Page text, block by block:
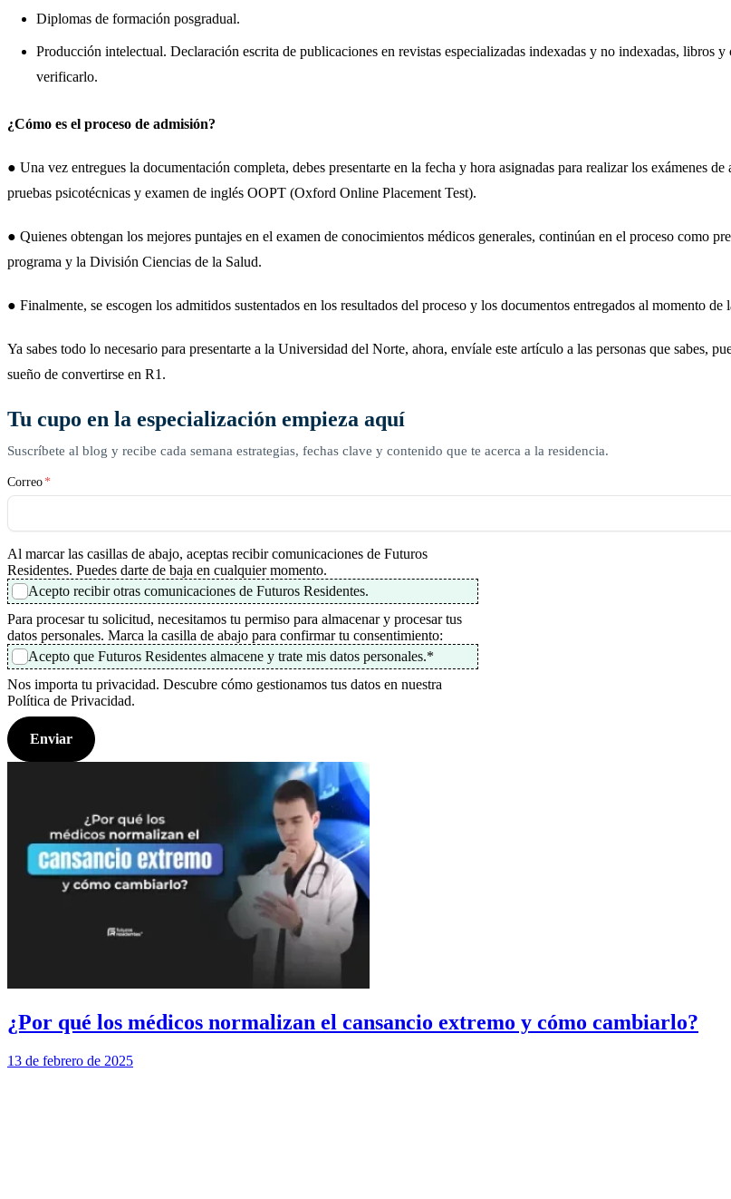
Diplomas de formación posgradual.
Producción intelectual. Declaración escrita de publicaciones en revistas especializadas indexadas y no indexadas, libros
verificarlo.
¿Cómo es el proceso de admisión?
● Una vez entregues la documentación completa, debes presentarte en la fecha y hora asignadas para realizar los exámenes
pruebas psicotécnicas y examen de inglés OOPT (Oxford Online Placement Test).
● Quienes obtengan los mejores puntajes en el examen de conocimientos médicos generales, continúan en el proceso como
programa y la División Ciencias de la Salud.
● Finalmente, se escogen los admitidos sustentados en los resultados del proceso y los documentos entregados al momento
Ya sabes todo lo necesario para presentarte a la Universidad del Norte, ahora, envíale este artículo a las personas que sabes,
sueño de convertirse en R1.
Tu cupo en la especialización empieza aquí
Suscríbete al blog y recibe cada semana estrategias, fechas clave y contenido que te acerca a la residencia.
Correo *
Al marcar las casillas de abajo, aceptas recibir comunicaciones de Futuros
Residentes. Puedes darte de baja en cualquier momento.
Acepto recibir otras comunicaciones de Futuros Residentes.
Para procesar tu solicitud, necesitamos tu permiso para almacenar y procesar tus
datos personales. Marca la casilla de abajo para confirmar tu consentimiento:
Acepto que Futuros Residentes almacene y trate mis datos personales.*
Nos importa tu privacidad. Descubre cómo gestionamos tus datos en nuestra
Política de Privacidad.
¿Por qué los médicos normalizan el cansancio extremo y cómo cambiarlo?
13 de febrero de 2025